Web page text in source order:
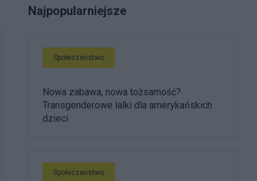
Najpopularniejsze
Społeczeństwo
Nowa zabawa, nowa tożsamość?
Transgenderowe lalki dla amerykańskich
dzieci
Społeczeństwo